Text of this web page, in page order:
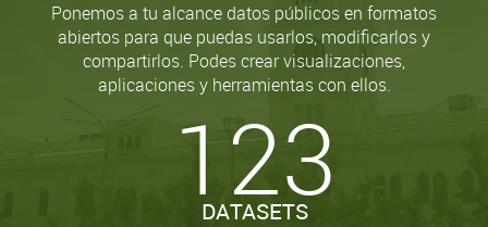
Ponemos a tu alcance datos públicos en formatos
abiertos para que puedas usarlos, modificarlos y
compartirlos. Podes crear visualizaciones,
aplicaciones y herramientas con ellos.
123
DATASETS